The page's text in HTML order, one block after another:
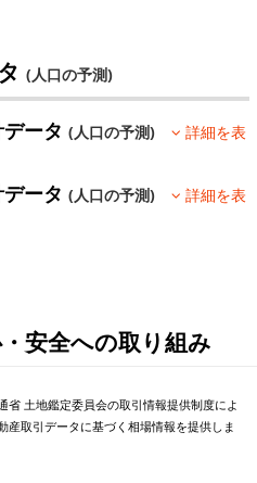
(人口の予測)
データ(人口の予測)
詳細を表
データ(人口の予測)
詳細を表
安全への取り組み
省 土地鑑定委員会の取引情報提供制度によ
産取引データに基づく相場情報を提供しま